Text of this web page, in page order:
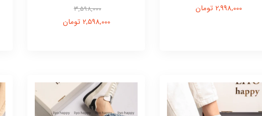
2,998,000 تومان 3,598,000
2,598,000 تومان